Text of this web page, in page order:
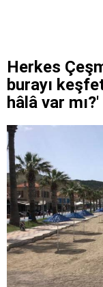
Herkes
burayı
hâlâ var